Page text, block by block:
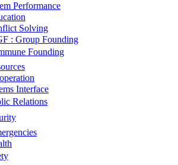
Performance
Solving
: Group Founding
Founding
Interface
Relations